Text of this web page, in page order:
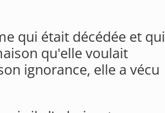
qui était décédée et qui
qu'elle voulait
ignorance, elle a vécu